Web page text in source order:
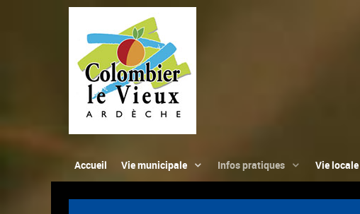
Accueil Vie municipale Infos pratiques Vie locale